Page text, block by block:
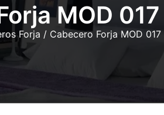
MOD 017
Forja / Cabecero Forja MOD 017